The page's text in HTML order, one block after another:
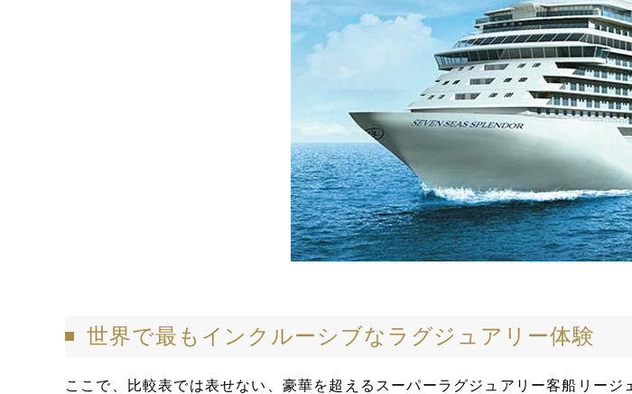
世界で最もインクルーシブなラグジュアリー体験
ここで、比較表では表せない、豪華を超えるスーパーラグジュアリー客船リー